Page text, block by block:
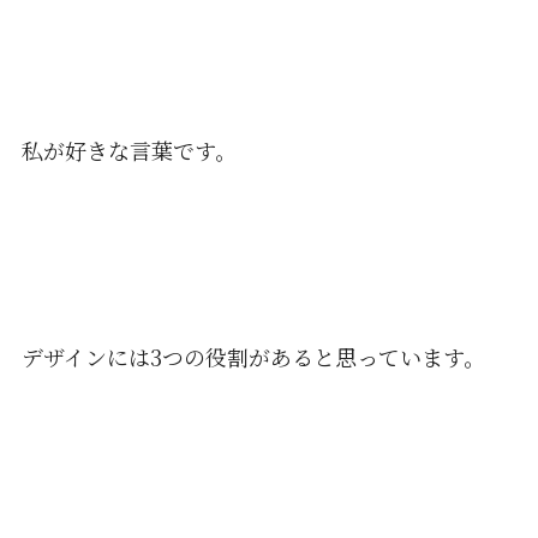
私が好きな言葉です。
デザインには3つの役割があると思っています。